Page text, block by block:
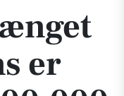
er